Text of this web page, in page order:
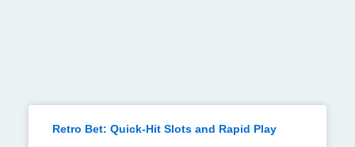
Retro Bet: Quick‑Hit Slots and Rapid Play